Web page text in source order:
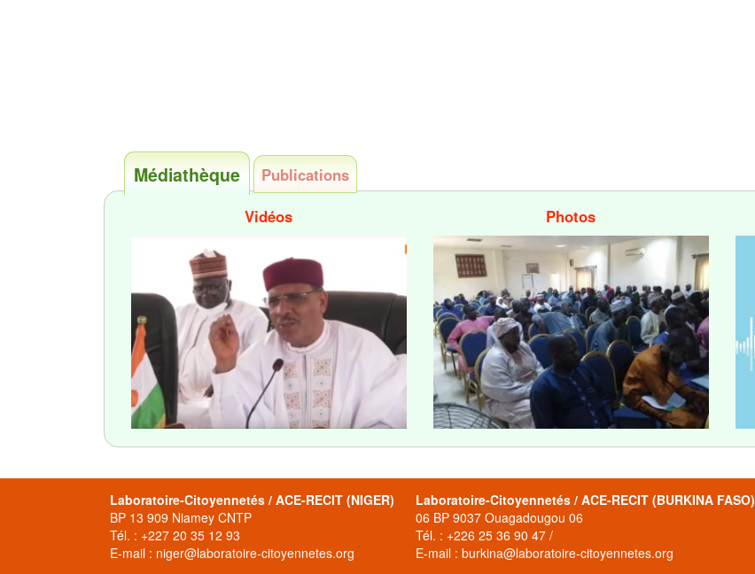
Médiathèque
Publications
Vidéos
Photos
Laboratoire-Citoyennetés / ACE-RECIT (NIGER)
BP 13 909 Niamey CNTP
Tél. : +227 20 35 12 93
E-mail : niger@laboratoire-citoyennetes.org
Laboratoire-Citoyennetés / ACE-RECIT (BURKINA FASO)
06 BP 9037 Ouagadougou 06
Tél. : +226 25 36 90 47 /
E-mail : burkina@laboratoire-citoyennetes.org